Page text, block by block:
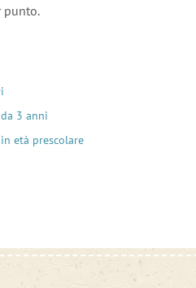
punto.
3 anni
età prescolare